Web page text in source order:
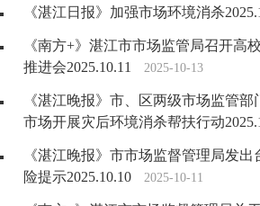
《湛江日报》加强市场环境消杀
《南方+》湛江市市场监管局召开高
推进会2025.10.11
2025-10-13
《湛江晚报》市、区两级市场监管
市场开展灾后环境消杀帮扶行动
《湛江晚报》市市场监督管理局发
险提示2025.10.10
2025-10-11